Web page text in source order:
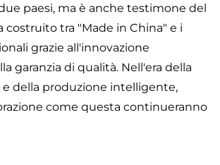
paesi, ma è anche testimone del
costruito tra "Made in China" e i
grazie all'innovazione
garanzia di qualità. Nell'era della
e della produzione intelligente,
come questa continueranno